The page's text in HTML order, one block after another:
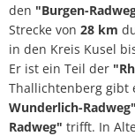
den "Burgen-
Strecke von 28 km
in den Kreis Kusel
Er ist ein Teil der
Thallichtenberg gibt
Wunderlich-Radweg"
Radweg" trifft. In